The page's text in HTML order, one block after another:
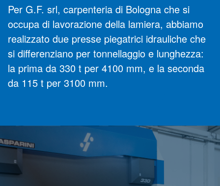
Per G.F. srl, carpenteria di Bologna che si
occupa di lavorazione della lamiera, abbiamo
realizzato due presse piegatrici idrauliche che
si differenziano per tonnellaggio e lunghezza:
la prima da 330 t per 4100 mm, e la seconda
da 115 t per 3100 mm.